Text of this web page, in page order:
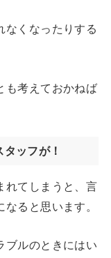
なくなったりする
も考えておかねば
ッフが！
れてしまうと、言
ると思います。
ブルのときにはい